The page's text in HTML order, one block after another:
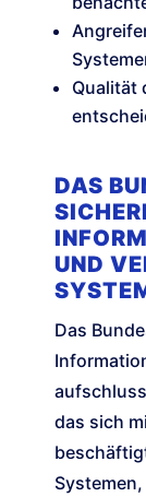
Qualität
DAS
UND
Das
das sich
Systemen,